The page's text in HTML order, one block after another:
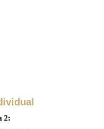
2: